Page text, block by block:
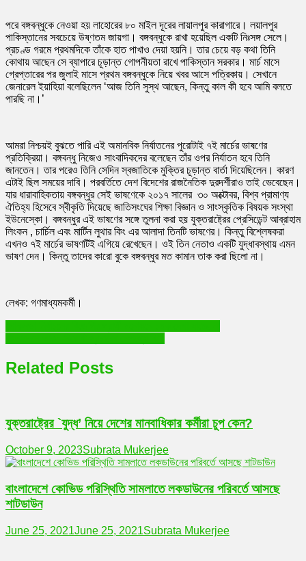
পরে বঙ্গবন্ধুকে নেওয়া হয় লাহোরের ৮০ মাইল দূরের লায়ালপুর কারাগারে। লয়ালপুর
পাকিস্তানের সবচেয়ে উষ্ণতম জায়গা। বঙ্গবন্ধুকে রাখা হয়েছিল একটি নিঃসঙ্গ সেলে।
প্রচণ্ড গরমে প্রথমদিকে তাঁকে হাত পাখাও দেয়া হয়নি। তার চেয়ে বড় কথা তিনি
কোথায় আছেন সে ব্যাপারে চূড়ান্ত গোপনীয়তা রাখে পাকিস্তান সরকার। মার্চ মাসে
গ্রেপ্তারের পর জুলাই মাসে প্রথম বঙ্গবন্ধুকে নিয়ে খবর আসে পত্রিকায়। সেখানে
জেনারেল ইয়াহিয়া বলেছিলেন ‘আজ তিনি সুস্থ আছেন, কিন্তু কাল কী হবে আমি বলতে
পারছি না।’
আমরা নিশ্চয়ই বুঝতে পারি এই অমানবিক নির্যাতনের পুরোটাই ৭ই মার্চের ভাষণের
প্রতিক্রিয়া। বঙ্গবন্ধু নিজেও সাংবাদিকদের বলেছেন তাঁর ওপর নির্যাতন হবে তিনি
জানতেন। তার পরেও তিনি সেদিন স্বজাতিকে মুক্তির চূড়ান্ত বার্তা দিয়েছিলেন। কারণ
এটাই ছিল সময়ের দাবি। পরবর্তিতে দেশ বিদেশের রাজনৈতিক দুরদর্শীরাও তাই ভেবেছেন।
যার ধারাবাহিকতায় বঙ্গবন্ধুর সেই ভাষণেকে ২০১৭ সালের ৩০ অক্টোবর, বিশ্ব প্রামাণ্য
ঐতিহ্য হিসেবে স্বীকৃতি দিয়েছে জাতিসংঘের শিক্ষা বিজ্ঞান ও সাংস্কৃতিক বিষয়ক সংস্থা
ইউনেস্কো। বঙ্গবন্ধুর এই ভাষণের সঙ্গে তুলনা করা হয় যুক্তরাষ্ট্রের প্রেসিডেন্ট আব্রাহাম
লিংকন , চার্চিল এবং মার্টিন লুথার কিং এর আলাদা তিনটি ভাষণের। কিন্তু বিশ্লেষকরা
এখনও ৭ই মার্চের ভাষণটিই এগিয়ে রেখেছেন। ওই তিন নেতাও একটি যুদ্ধাবস্থায় এমন
ভাষণ দেন। কিন্তু তাদের কারো বুকে বঙ্গবন্ধুর মত কামান তাক করা ছিলো না।
লেখক: গণমাধ্যমকর্মী।
Post
navigation
Related Posts
যুক্তরাষ্ট্রের `যুদ্ধ’ নিয়ে দেশের মানবাধিকার কর্মীরা চুপ কেন?
October 9, 2023Subrata Mukerjee
বাংলাদেশে কোভিড পরিস্থিতি সামলাতে লকডাউনের পরিবর্তে আসছে
শাটডাউন
June 25, 2021June 25, 2021Subrata Mukerjee